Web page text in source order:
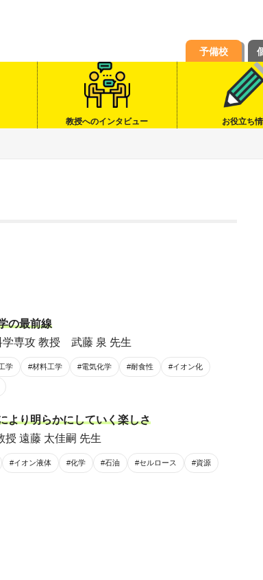
予備校
教授へのインタビュー お役立ち
の最前線
学専攻 教授 武藤 泉 先生
学 #材料工学 #電気化学 #耐食性 #イオン化
より明らかにしていく楽しさ
授 遠藤 太佳嗣 先生
#イオン液体 #化学 #石油 #セルロース #資源